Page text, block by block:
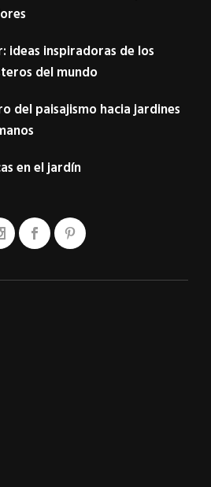
ideas inspiradoras de los
del mundo
del paisajismo hacia jardines
en el jardín